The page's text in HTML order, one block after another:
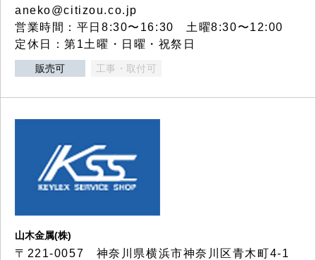
aneko@citizou.co.jp
営業時間：平日8:30〜16:30 土曜8:30〜12:00
定休日：第1土曜・日曜・祝祭日
販売可 工事・取付可
山木金属(株)
〒221-0057 神奈川県横浜市神奈川区青木町4-1